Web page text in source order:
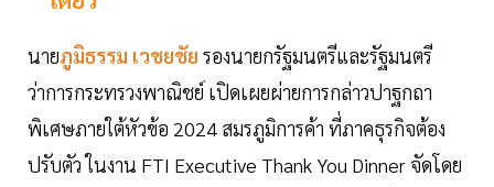
นายภูมิธรรม เวชยชัย รองนายกรัฐมนตรีและรัฐมนตรี
ว่าการกระทรวงพาณิชย์ เปิดเผยผ่ายการกล่าวปาฐกถา
พิเศษภายใต้หัวข้อ 2024 สมรภูมิการค้า ที่ภาคธุรกิจต้อง
ปรับตัว ในงาน FTI Executive Thank You Dinner จัดโดย